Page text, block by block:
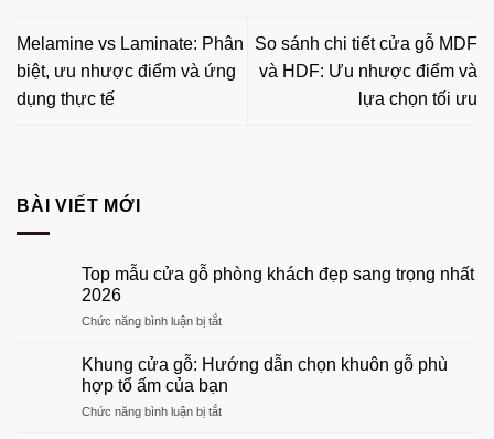
Melamine vs Laminate: Phân
biệt, ưu nhược điểm và ứng
dụng thực tế
So sánh chi tiết cửa gỗ MDF
và HDF: Ưu nhược điểm và
lựa chọn tối ưu
BÀI VIẾT MỚI
Top mẫu cửa gỗ phòng khách đẹp sang trọng nhất
2026
Chức năng bình luận bị tắtở
mẫu
gỗ
phòng
Khung cửa gỗ: Hướng dẫn chọn khuôn gỗ phù
hợp tổ ấm của bạn
Chức năng bình luận bị tắtở